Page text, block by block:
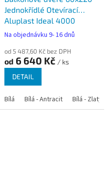
Bílá - Tmavý dub Bílá -
Jednokřídlé Otevírací
Aluplast Ideal 4000
Na objednávku 9- 16 dnů
od 5 487,60 Kč bez DPH
od 6 640 Kč / ks
DETAIL
Bílá Bílá - Antracit Bílá - Zlatý